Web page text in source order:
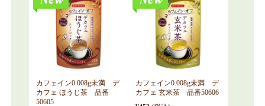
カフェイン0.008g未満 デ
カフェ ほうじ茶 品番
50605
カフェイン0.008g未満 デ
カフェ 玄米茶 品番50606